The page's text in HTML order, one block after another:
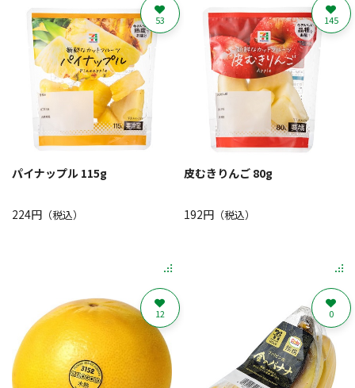
パイナップル 115g
224円 （税込）
53
皮むきりんご 80g
192円（税込）
145
12 0